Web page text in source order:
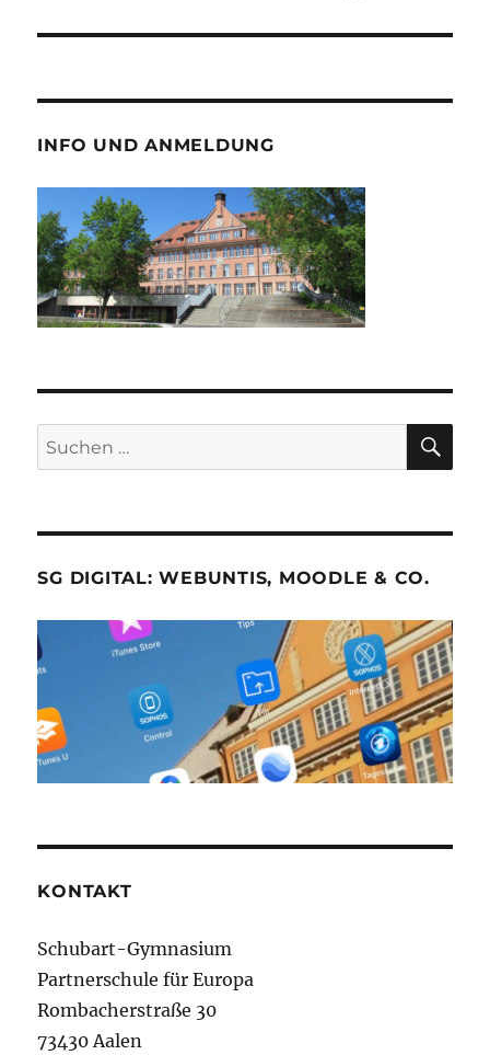
INFO UND ANMELDUNG
Suche
nach:
SG DIGITAL: WEBUNTIS, MOODLE & CO.
KONTAKT
Schubart-Gymnasium
Partnerschule für Europa
Rombacherstraße 30
73430 Aalen